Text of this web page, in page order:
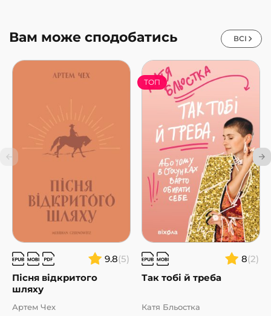
Вам може сподобатись ВСІ
9.8(5)
Пісня відкритого
шляху
Артем Чех
8(2)
Так тобі й треба
ТОП
Катя Бльостка